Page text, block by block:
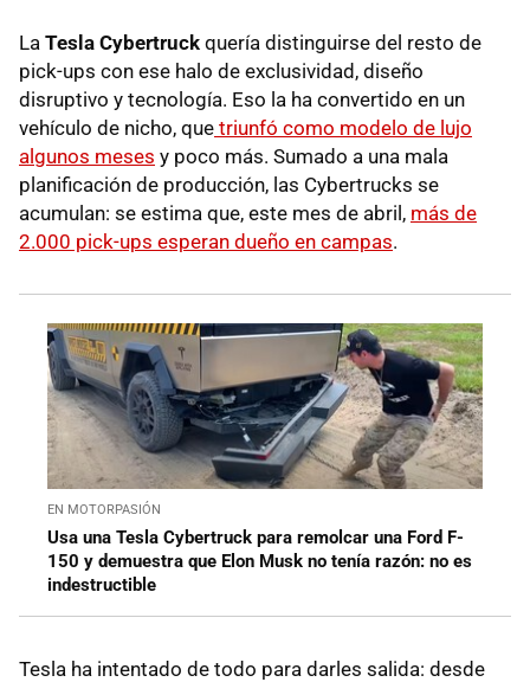
La Tesla Cybertruck quería distinguirse del resto de
pick-ups con ese halo de exclusividad, diseño
disruptivo y tecnología. Eso la ha convertido en un
vehículo de nicho, que triunfó como modelo de lujo
algunos meses y poco más. Sumado a una mala
planificación de producción, las Cybertrucks se
acumulan: se estima que, este mes de abril, más de
2.000 pick-ups esperan dueño en campas.
EN MOTORPASIÓN
Usa una Tesla Cybertruck para remolcar una Ford F-
150 y demuestra que Elon Musk no tenía razón: no es
indestructible
Tesla ha intentado de todo para darles salida: desde